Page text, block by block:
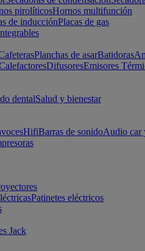
pirolíticosHornos multifunción
de inducciónPlacas de gas
Planchas de asarBatidoras
DifusoresEmisores
dentalSalud y bienestar
HifiBarras de sonidoAudio car
Patinetes eléctricos
Jack